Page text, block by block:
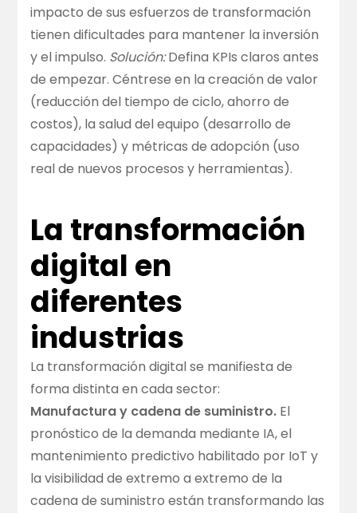
impacto de sus esfuerzos de transformación
tienen dificultades para mantener la inversión
y el impulso. Solución:Defina KPIs claros antes
de empezar. Céntrese en la creación de valor
(reducción del tiempo de ciclo, ahorro de
costos), la salud del equipo (desarrollo de
capacidades) y métricas de adopción (uso
real de nuevos procesos y herramientas).
La transformación
digital en
diferentes
industrias
La transformación digital se manifiesta de
forma distinta en cada sector:
Manufactura y cadena de suministro. El
pronóstico de la demanda mediante IA, el
mantenimiento predictivo habilitado por IoT y
la visibilidad de extremo a extremo de la
cadena de suministro están transformando las